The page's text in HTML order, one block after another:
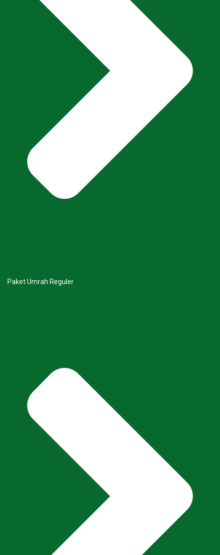
Paket Umrah Reguler